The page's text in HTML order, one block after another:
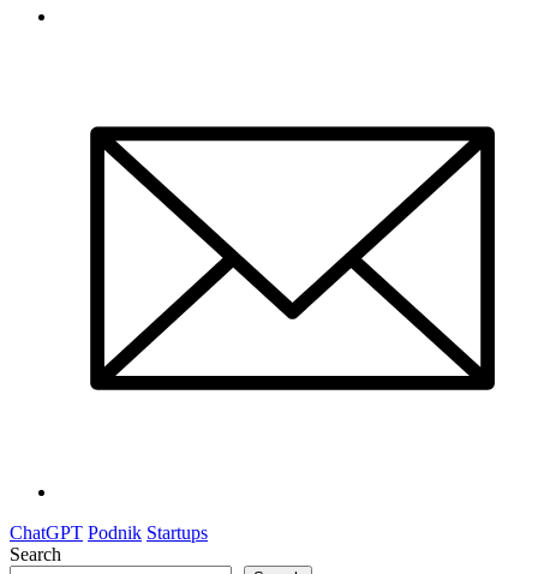
ChatGPT Podnik Startups
Search